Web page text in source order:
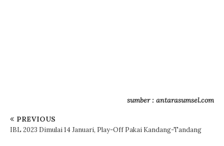
sumber : antarasumsel.com
PREVIOUS
IBL 2023 Dimulai 14 Januari, Play-Off Pakai Kandang-Tandang